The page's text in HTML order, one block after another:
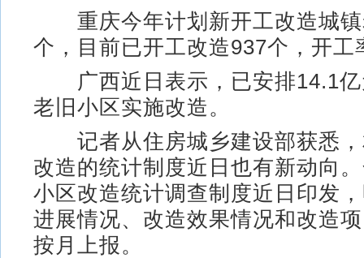
重庆今年计划新开工改造城镇
个，目前已开工改造937个，开工
广西近日表示，已安排14.1亿
老旧小区实施改造。
记者从住房城乡建设部获悉，
改造的统计制度近日也有新动向
小区改造统计调查制度近日印发
进展情况、改造效果情况和改造
按月上报。